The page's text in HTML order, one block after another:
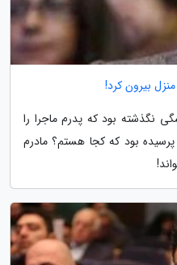
بیرون کرد!
نگذشته بود که پدرم ماجرا را
پرسیده بود که کجا هستم؟ مادرم